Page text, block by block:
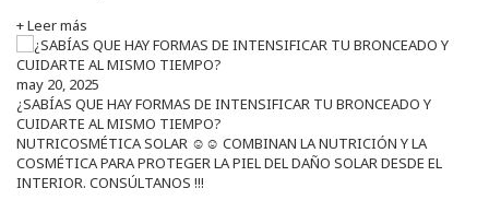
+ Leer más
may 20, 2025
¿SABÍAS QUE HAY FORMAS DE INTENSIFICAR TU BRONCEADO Y
CUIDARTE AL MISMO TIEMPO?
NUTRICOSMÉTICA SOLAR ☺️☺️ COMBINAN LA NUTRICIÓN Y LA
COSMÉTICA PARA PROTEGER LA PIEL DEL DAÑO SOLAR DESDE EL
INTERIOR. CONSÚLTANOS !!!